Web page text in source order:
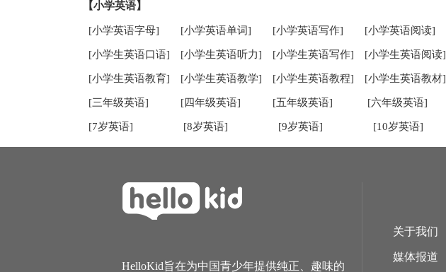
【小学英语】
[小学英语字母] [小学英语单词] [小学英语写作] [小学英语阅读]
[小学生英语口语] [小学生英语听力] [小学生英语写作] [小学生英语阅读]
[小学生英语教育] [小学生英语教学] [小学生英语教程] [小学生英语教材]
[三年级英语] [四年级英语] [五年级英语] [六年级英语]
[7岁英语] [8岁英语] [9岁英语] [10岁英语]
HelloKid旨在为中国青少年提供纯正、趣味的
关于我们
媒体报道